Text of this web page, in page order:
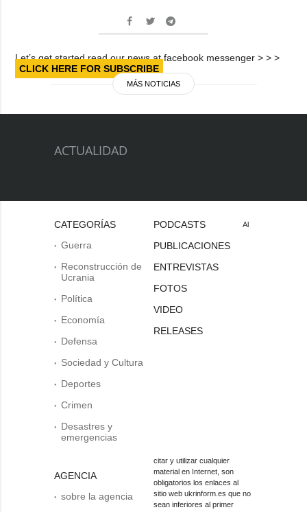
Let’s get started read our news at facebook messenger > > >
CLICK HERE FOR SUBSCRIBE
MÁS NOTICIAS
ACTUALIDAD
CATEGORÍAS
Guerra
Reconstrucción de
Ucrania
Política
Economía
Defensa
Sociedad y Cultura
Deportes
Crimen
Desastres y
emergencias
AGENCIA
sobre la agencia
PODCASTS
PUBLICACIONES
ENTREVISTAS
FOTOS
VIDEO
RELEASES
Al
citar y utilizar cualquier
material en Internet, son
obligatorios los enlaces al
sitio web ukrinform.es que no
sean inferiores al primer